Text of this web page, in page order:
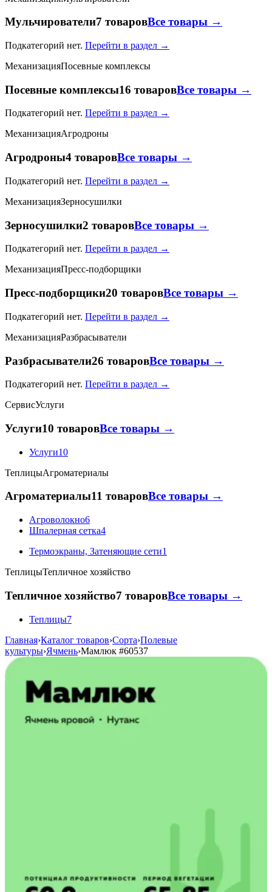
Мульчирователи7 товаровВсе товары →
Подкатегорий нет. Перейти в раздел →
МеханизацияПосевные комплексы
Посевные комплексы16 товаровВсе товары →
Подкатегорий нет. Перейти в раздел →
МеханизацияАгродроны
Агродроны4 товаровВсе товары →
Подкатегорий нет. Перейти в раздел →
МеханизацияЗерносушилки
Зерносушилки2 товаровВсе товары →
Подкатегорий нет. Перейти в раздел →
МеханизацияПресс-подборщики
Пресс-подборщики20 товаровВсе товары →
Подкатегорий нет. Перейти в раздел →
МеханизацияРазбрасыватели
Разбрасыватели26 товаровВсе товары →
Подкатегорий нет. Перейти в раздел →
СервисУслуги
Услуги10 товаровВсе товары →
Услуги10
ТеплицыАгроматериалы
Агроматериалы11 товаровВсе товары →
Агроволокно6
Шпалерная сетка4
Термоэкраны, Затеняющие сети1
ТеплицыТепличное хозяйство
Тепличное хозяйство7 товаровВсе товары →
Теплицы7
Главная›Каталог товаров›Сорта›Полевые
культуры›Ячмень›Мамлюк #60537